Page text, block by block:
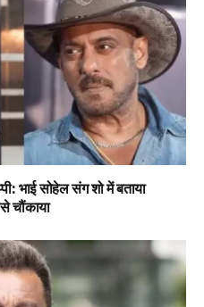
भाई सोहेल संग शो में बताया
चौंकाया